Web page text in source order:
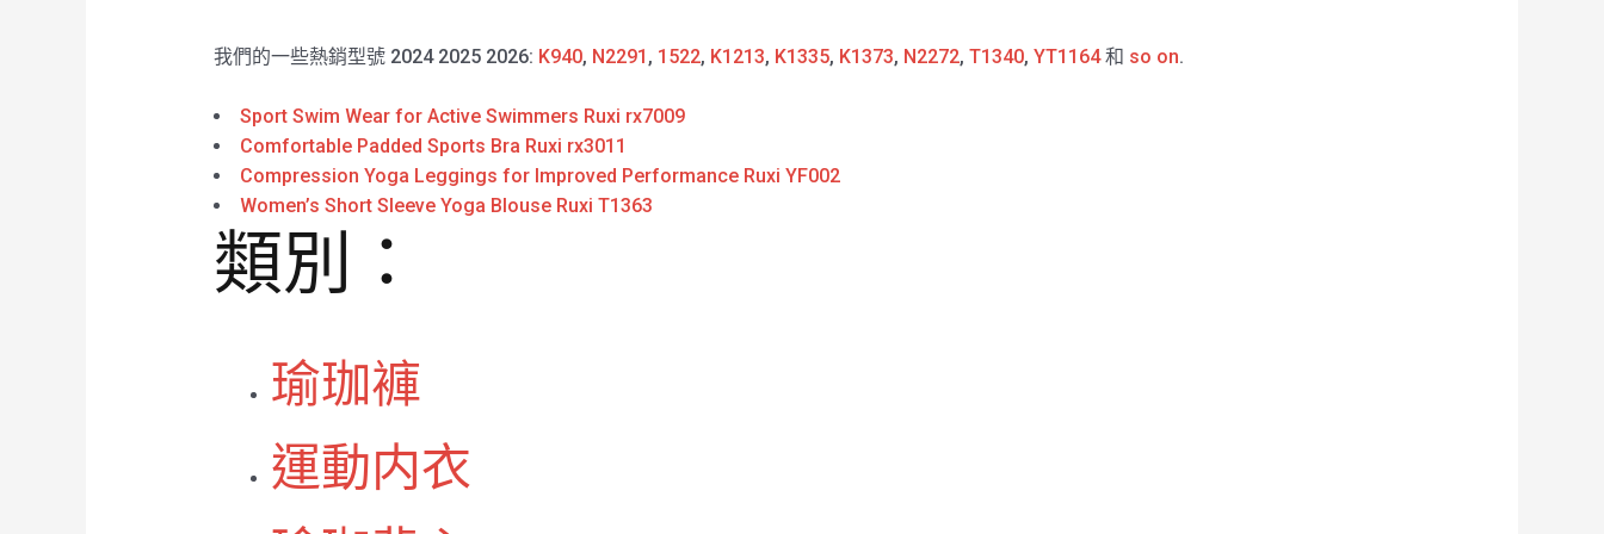
我們的一些熱銷型號 2024 2025 2026: K940, N2291 , 1522, K1213, K1335, K1373, N2272, T1340, YT1164和 so on.
Sport Swim Wear for Active Swimmers Ruxi rx7009
Comfortable Padded Sports Bra Ruxi rx3011
Compression Yoga Leggings for Improved Performance Ruxi YF002
Women’s Short Sleeve Yoga Blouse Ruxi T1363
類別：
瑜珈褲
運動内衣